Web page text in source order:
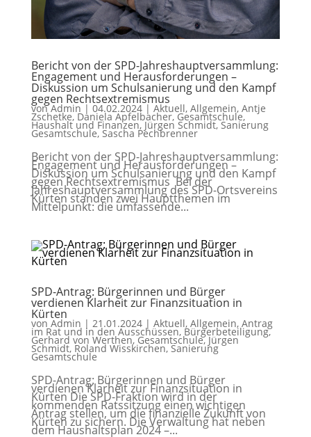
Bericht von der SPD-Jahreshauptversammlung:
Engagement und Herausforderungen –
Diskussion um Schulsanierung und den Kampf
gegen Rechtsextremismus
vonAdmin | 04.02.2024| Aktuell, Allgemein, Antje
Zschetke, Daniela Apfelbacher, Gesamtschule,
Haushalt und Finanzen, Jürgen Schmidt, Sanierung
Gesamtschule, Sascha Pechbrenner
Bericht von der SPD-Jahreshauptversammlung:
Engagement und Herausforderungen –
Diskussion um Schulsanierung und den Kampf
gegen Rechtsextremismus Bei der
Jahreshauptversammlung des SPD-Ortsvereins
Kürten standen zwei Hauptthemen im
Mittelpunkt: die umfassende...
SPD-Antrag: Bürgerinnen und Bürger
verdienen Klarheit zur Finanzsituation in
Kürten
von Admin | 21.01.2024| Aktuell, Allgemein, Antrag
im Rat und in den Ausschüssen, Bürgerbeteiligung,
Gerhard von Werthen, Gesamtschule, Jürgen
Schmidt, Roland Wisskirchen, Sanierung
Gesamtschule
SPD-Antrag: Bürgerinnen und Bürger
verdienen Klarheit zur Finanzsituation in
Kürten Die SPD-Fraktion wird in der
kommenden Ratssitzung einen wichtigen
Antrag stellen, um die finanzielle Zukunft von
Kürten zu sichern. Die Verwaltung hat neben
dem Haushaltsplan 2024 –...